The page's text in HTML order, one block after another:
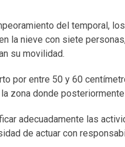
del temporal,
la nieve con siete
su movilidad.
por entre 50 y 60
zona donde
adecuadamente las
de actuar con